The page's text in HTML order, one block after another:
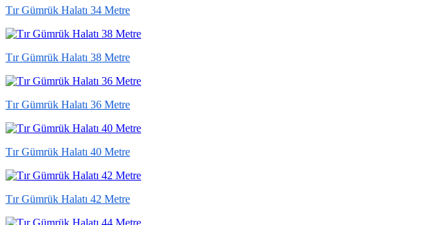
Tır Gümrük Halatı 34 Metre
Tır Gümrük Halatı 38 Metre
Tır Gümrük Halatı 36 Metre
Tır Gümrük Halatı 40 Metre
Tır Gümrük Halatı 42 Metre